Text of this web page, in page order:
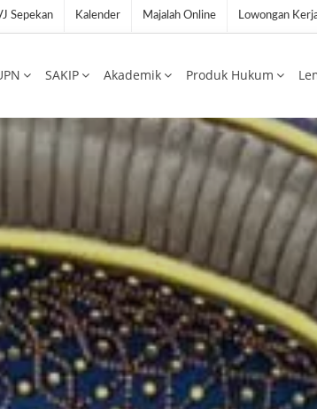
Sepekan Kalender Majalah Online Lowongan
SAKIP Akademik Produk Hukum